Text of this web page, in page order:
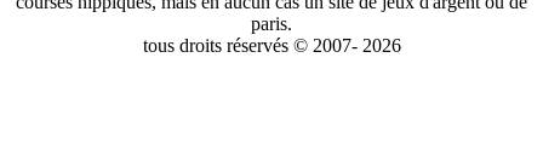
paris.
tous droits réservés © 2007- 2026